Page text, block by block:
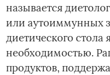
называется
или аутоиммунных
диетического
необходимостью.
продуктов,